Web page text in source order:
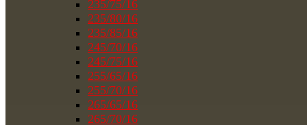
235/75/16
235/80/16
235/85/16
245/70/16
245/75/16
255/65/16
255/70/16
265/65/16
265/70/16